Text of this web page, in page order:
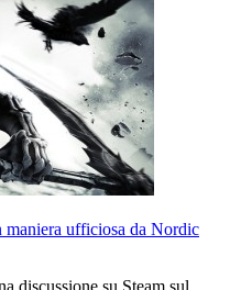
maniera ufficiosa da Nordic